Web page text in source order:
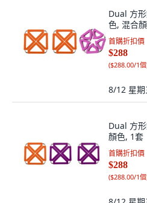
Dual 方
色, 混合
首購折扣價
$288
($288.00/1個
8/12 星期
Dual 方
顏色, 1套
首購折扣價
$288
($288.00/1個